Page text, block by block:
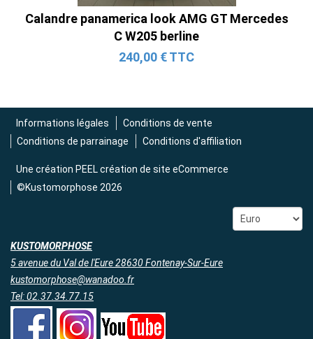
Calandre panamerica look AMG GT Mercedes
C W205 berline
240,00 € TTC
Informations légales
Conditions de vente
Conditions de parrainage
Conditions d'affiliation
Une création PEEL création de site eCommerce
©Kustomorphose 2026
KUSTOMORPHOSE
5 avenue du Val de l'Eure 28630 Fontenay-Sur-Eure
kustomorphose@wanadoo.fr
Tel: 02.37.34.77.15